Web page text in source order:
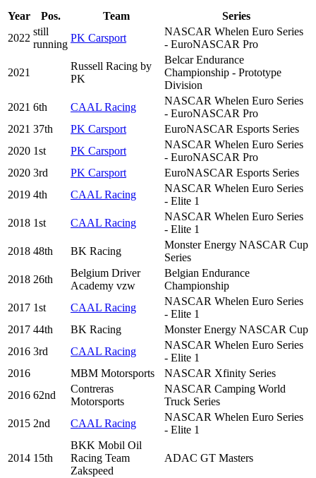
Year Pos. Team
Series
2022
still
running
PK Carsport
NASCAR Whelen Euro Series
- EuroNASCAR Pro
2021
Russell Racing by
PK
Belcar Endurance
Championship - Prototype
Division
2021 6th CAAL Racing
NASCAR Whelen Euro Series
- EuroNASCAR Pro
2021 37th PK Carsport
EuroNASCAR Esports Series
2020 1st PK Carsport
NASCAR Whelen Euro Series
- EuroNASCAR Pro
2020 3rd PK Carsport
EuroNASCAR Esports Series
2019 4th CAAL Racing
NASCAR Whelen Euro Series
- Elite 1
2018 1st CAAL Racing
NASCAR Whelen Euro Series
- Elite 1
2018 48th BK Racing
Monster Energy NASCAR Cup
Series
2018 26th
Belgium Driver
Academy vzw
Belgian Endurance
Championship
2017 1st CAAL Racing
NASCAR Whelen Euro Series
- Elite 1
2017 44th BK Racing
Monster Energy NASCAR Cup
2016 3rd CAAL Racing
NASCAR Whelen Euro Series
- Elite 1
2016
MBM Motorsports
NASCAR Xfinity Series
2016 62nd
Contreras
Motorsports
NASCAR Camping World
Truck Series
2015 2nd CAAL Racing
NASCAR Whelen Euro Series
- Elite 1
2014 15th
BKK Mobil Oil
Racing Team
Zakspeed
ADAC GT Masters